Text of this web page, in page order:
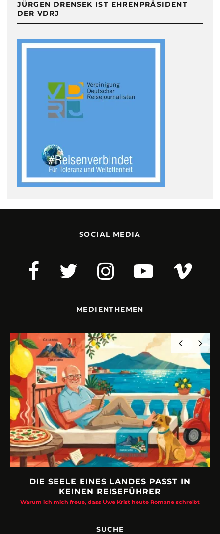
JÜRGEN DRENSEK IST EHRENPRÄSIDENT
DER VDRJ
SOCIAL MEDIA
MEDIENTHEMEN
DIE SEELE EINES LANDES PASST IN
KEINEN REISEFÜHRER
Warum ich mich freue, dass Uwe Krist heute Romane schreibt
SUCHE